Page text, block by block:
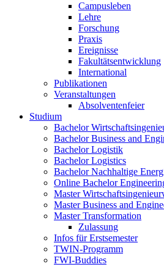
Campusleben
Lehre
Forschung
Praxis
Ereignisse
Fakultätsentwicklung
International
Publikationen
Veranstaltungen
Absolventenfeier
Studium
Bachelor
Bachelor Business and
Bachelor Logistik
Bachelor Logistics
Bachelor Nachhaltige
Online Bachelor
Master
Master Business and
Master Transformation
Zulassung
Infos für Erstsemester
TWIN-Programm
FWI-Buddies